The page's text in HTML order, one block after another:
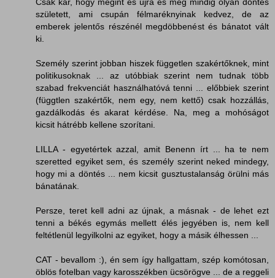
született, ami csupán félmaréknyinak kedvez, de az
emberek jelentős részénél megdöbbenést és bánatot vált
ki.
Személy szerint jobban hiszek független szakértőknek, mint
politikusoknak ... az utóbbiak szerint nem tudnak több
szabad frekvenciát használhatóvá tenni ... előbbiek szerint
(függtlen szakértők, nem egy, nem kettő) csak hozzállás,
gazdálkodás és akarat kérdése. Na, meg a mohóságot
kicsit hátrébb kellene szorítani.
LILLA - egyetértek azzal, amit Benenn írt ... ha te nem
szeretted egyiket sem, és személy szerint neked mindegy,
hogy mi a döntés ... nem kicsit gusztustalanság örülni más
bánatának.
Persze, teret kell adni az újnak, a másnak - de lehet ezt
tenni a békés egymás mellett élés jegyében is, nem kell
feltétlenül legyilkolni az egyiket, hogy a másik élhessen ...
CAT - bevallom :), én sem így hallgattam, szép komótosan,
öblös fotelban vagy karosszékben ücsörögve ... de a reggeli